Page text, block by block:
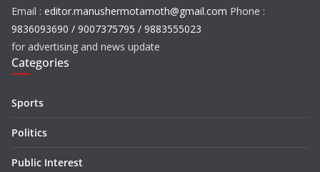
Email : editor.manushermotamoth@gmail.com Phone :
9836093690 / 9007375795 / 9883555023
for advertising and news update
Categories
Sports
Politics
Public Interest